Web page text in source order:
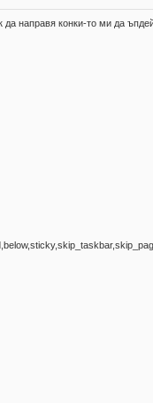
да направя конки-то ми да